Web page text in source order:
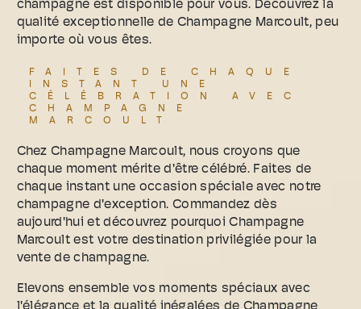
champagne est disponible pour vous. Découvrez la
qualité exceptionnelle de Champagne Marcoult, peu
importe où vous êtes.
FAITES DE CHAQUE
INSTANT UNE
CÉLÉBRATION AVEC
CHAMPAGNE
MARCOULT
Chez Champagne Marcoult, nous croyons que
chaque moment mérite d'être célébré. Faites de
chaque instant une occasion spéciale avec notre
champagne d'exception. Commandez dès
aujourd'hui et découvrez pourquoi Champagne
Marcoult est votre destination privilégiée pour la
vente de champagne.
Elevons ensemble vos moments spéciaux avec
l'élégance et la qualité inégalées de Champagne